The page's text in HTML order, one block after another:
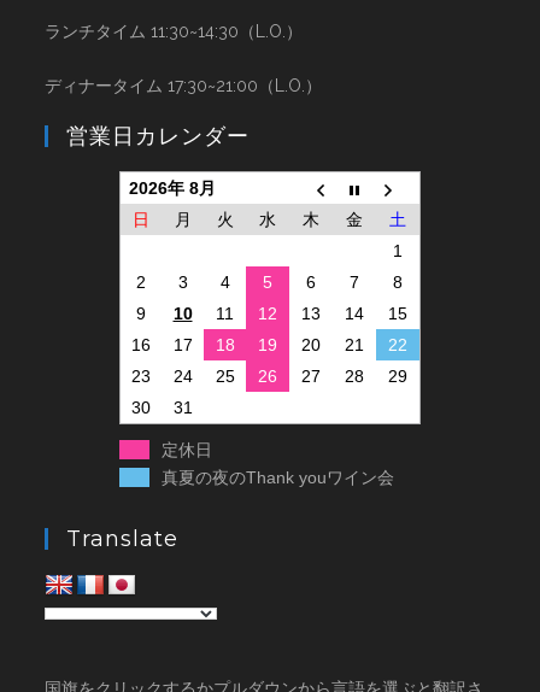
ランチタイム 11:30~14:30（L.O.）
ディナータイム 17:30~21:00（L.O.）
営業日カレンダー
2026年 8月
日
月 火 水 木 金
土
1
2
3 4 5 6 7
8
9
10 11 12 13 14
15
16
17 18 19 20 21
22
23
24 25 26 27 28
29
30
31
定休日
真夏の夜のThank youワイン会
Translate